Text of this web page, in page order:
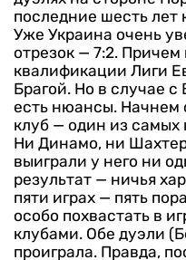
последние шесть лет
Уже Украина очень
отрезок — 7:2. Причем
квалификации Лиги
Брагой. Но в случае с
есть нюансы. Начнем
клуб — один из самых
Ни Динамо, ни
выиграли у него ни
результат — ничья
пяти играх — пять
особо похвастать в
клубами. Обе дуэли
проиграла. Правда,